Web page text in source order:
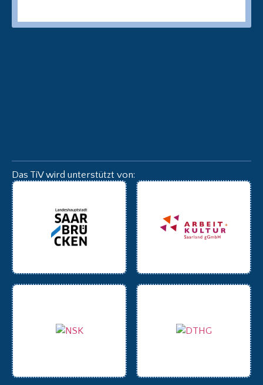
Das TiV wird unterstützt von: